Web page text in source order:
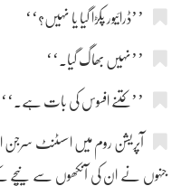
’’ڈرائیور پکڑا گیا یا نہیں؟‘‘
’’نہیں بھاگ گیا۔‘‘
’’کتنے افسوس کی بات ہے۔‘‘
آپریشن روم میں اسسٹنٹ سرجن
جنہوں نے ان کی آنکھوں سے نیچے